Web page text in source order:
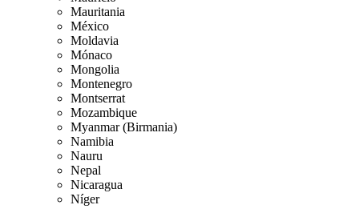
Mauritania
México
Moldavia
Mónaco
Mongolia
Montenegro
Montserrat
Mozambique
Myanmar (Birmania)
Namibia
Nauru
Nepal
Nicaragua
Níger